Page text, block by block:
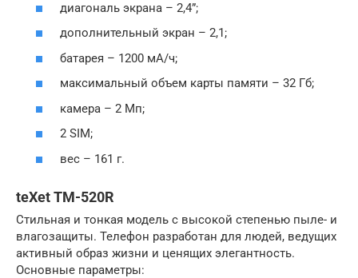
диагональ экрана – 2,4”;
дополнительный экран – 2,1;
батарея – 1200 мА/ч;
максимальный объем карты памяти – 32 Гб;
камера – 2 Мп;
2 SIM;
вес – 161 г.
teXet TM-520R
Стильная и тонкая модель с высокой степенью пыле- и
влагозащиты. Телефон разработан для людей, ведущих
активный образ жизни и ценящих элегантность.
Основные параметры: